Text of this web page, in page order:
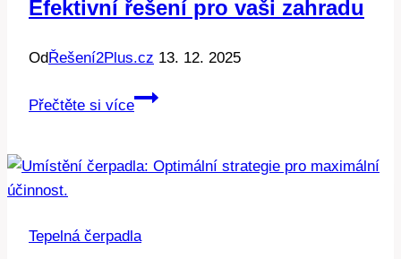
Efektivní řešení pro vaši zahradu
Od Řešení2Plus.cz 13. 12. 2025
Přečtěte si více
Tepelné
voda:
pro
Tepelná čerpadla